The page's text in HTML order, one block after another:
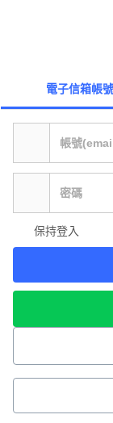
電子信箱帳
保持登入